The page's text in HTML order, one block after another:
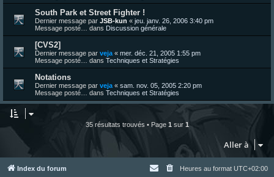
South Park et Street Fighter !
Dernier message par JSB-kun « jeu. janv. 26, 2006 3:40 pm
Message posté… dans Discussion générale
[CVS2]
Dernier message par veja « mer. déc. 21, 2005 1:55 pm
Message posté… dans Techniques et Stratégies
Notations
Dernier message par veja « sam. nov. 05, 2005 2:20 pm
Message posté… dans Techniques et Stratégies
35 résultats trouvés • Page 1 sur 1
Aller à
Index du forum Heures au format UTC+02:00